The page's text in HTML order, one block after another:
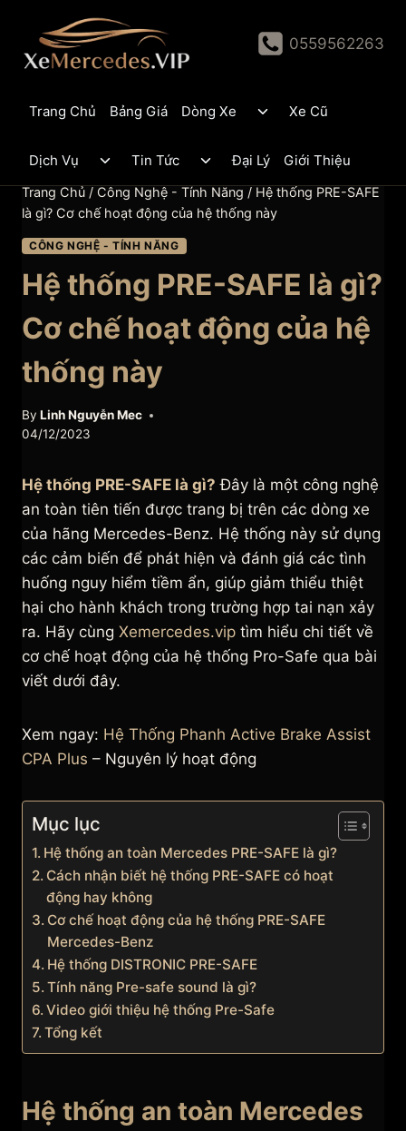
content
0559562263
Trang Chủ Bảng Giá Dòng Xe
ToggleXe Cũ
Dịch Vụ
Toggle
menu
Tin Tức
Toggle
menu
Đại Lý Giới Thiệu
Trang Chủ / Công Nghệ - Tính Năng / Hệ thống PRE-SAFE
là gì? Cơ chế hoạt động của hệ thống này
CÔNG NGHỆ - TÍNH NĂNG
Hệ thống PRE-SAFE là gì?
Cơ chế hoạt động của hệ
thống này
By Linh Nguyễn Mec
04/12/2023
Hệ thống PRE-SAFE là gì? Đây là một công nghệ
an toàn tiên tiến được trang bị trên các dòng xe
của hãng Mercedes-Benz. Hệ thống này sử dụng
các cảm biến để phát hiện và đánh giá các tình
huống nguy hiểm tiềm ẩn, giúp giảm thiểu thiệt
hại cho hành khách trong trường hợp tai nạn xảy
ra. Hãy cùng Xemercedes.vip tìm hiểu chi tiết về
cơ chế hoạt động của hệ thống Pro-Safe qua bài
viết dưới đây.
Xem ngay: Hệ Thống Phanh Active Brake Assist
CPA Plus – Nguyên lý hoạt động
Mục lục
Hệ thống an toàn Mercedes PRE-SAFE là gì?
Cách nhận biết hệ thống PRE-SAFE có hoạt
động hay không
Cơ chế hoạt động của hệ thống PRE-SAFE
Mercedes-Benz
Hệ thống DISTRONIC PRE-SAFE
Tính năng Pre-safe sound là gì?
Video giới thiệu hệ thống Pre-Safe
Tổng kết
Hệ thống an toàn Mercedes